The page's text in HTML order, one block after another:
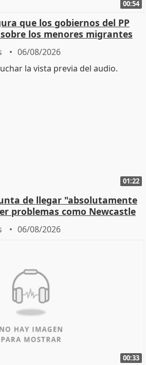
00:54
que los gobiernos del PP
los menores migrantes
06/08/2026
01:22
de llegar "absolutamente
problemas como Newcastle
06/08/2026
00:33